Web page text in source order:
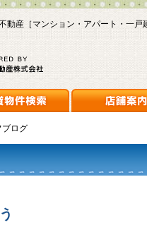
動産［マンション・アパート・一戸
ブログ